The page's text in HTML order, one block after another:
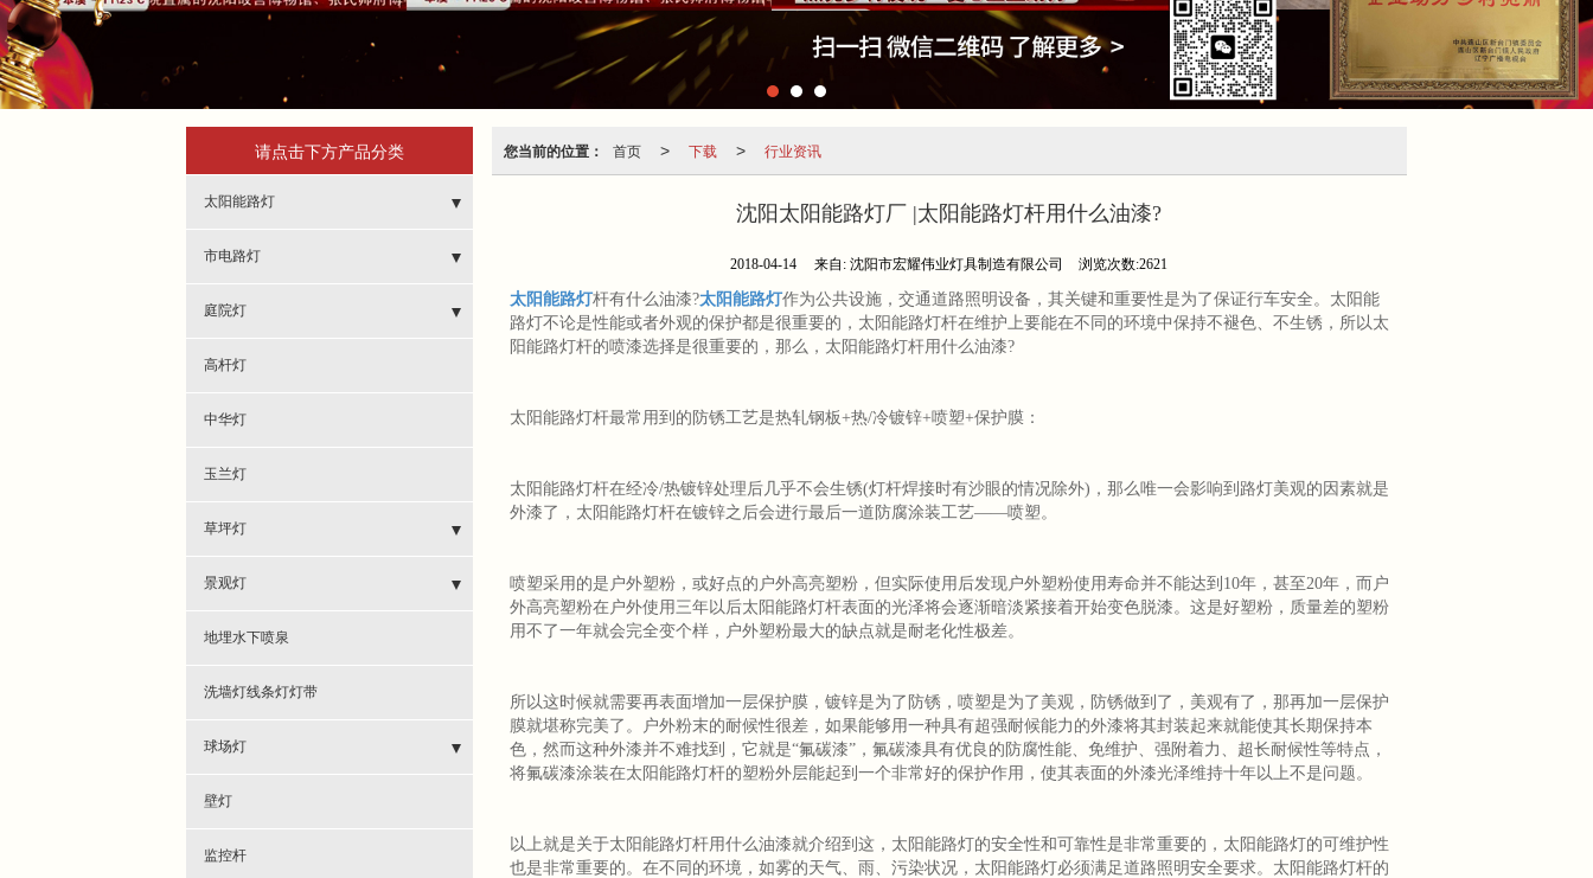
您当前的位置： 首页 > 下载 > 行业资讯
沈阳太阳能路灯厂 |太阳能路灯杆用什么油漆?
2018-04-14 来自:沈阳市宏耀伟业灯具制造有限公司 浏览次数:2621
太阳能路灯杆有什么油漆?太阳能路灯作为公共设施，交通道路照明设备，其关键和重要性是为了保证行车安全。太阳能
路灯不论是性能或者外观的保护都是很重要的，太阳能路灯杆在维护上要能在不同的环境中保持不褪色、不生锈，所以太
阳能路灯杆的喷漆选择是很重要的，那么，太阳能路灯杆用什么油漆?
太阳能路灯杆最常用到的防锈工艺是热轧钢板+热/冷镀锌+喷塑+保护膜：
太阳能路灯杆在经冷/热镀锌处理后几乎不会生锈(灯杆焊接时有沙眼的情况除外)，那么唯一会影响到路灯美观的因素就是
外漆了，太阳能路灯杆在镀锌之后会进行最后一道防腐涂装工艺——喷塑。
喷塑采用的是户外塑粉，或好点的户外高亮塑粉，但实际使用后发现户外塑粉使用寿命并不能达到10年，甚至20年，而户
外高亮塑粉在户外使用三年以后太阳能路灯杆表面的光泽将会逐渐暗淡紧接着开始变色脱漆。这是好塑粉，质量差的塑粉
用不了一年就会完全变个样，户外塑粉最大的缺点就是耐老化性极差。
所以这时候就需要再表面增加一层保护膜，镀锌是为了防锈，喷塑是为了美观，防锈做到了，美观有了，那再加一层保护
膜就堪称完美了。户外粉末的耐候性很差，如果能够用一种具有超强耐候能力的外漆将其封装起来就能使其长期保持本
色，然而这种外漆并不难找到，它就是“氟碳漆”，氟碳漆具有优良的防腐性能、免维护、强附着力、超长耐候性等特点，
将氟碳漆涂装在太阳能路灯杆的塑粉外层能起到一个非常好的保护作用，使其表面的外漆光泽维持十年以上不是问题。
以上就是关于太阳能路灯杆用什么油漆就介绍到这，太阳能路灯的安全性和可靠性是非常重要的，太阳能路灯的可维护性
也是非常重要的。在不同的环境，如雾的天气、雨、污染状况，太阳能路灯必须满足道路照明安全要求。太阳能路灯杆的
请点击下方产品分类
太阳能路灯
- 太阳能路灯-方杆
- 太阳能路灯-圆杆
市电路灯
- 市电路灯-带造型
- 市电路灯-普通
庭院灯
- 庭院灯-激光切割
- 庭院灯-方灯太阳能
- 庭院灯-方灯市电
- 庭院灯-变径杆大头
- 庭院灯太阳能-型材
- 庭院灯-型材
高杆灯
中华灯
玉兰灯
草坪灯
- 墙壁草坪灯
- 太阳能草坪灯
- 草坪灯-激光切割
- 草坪灯型材
景观灯
- 小区公园景观灯
- 景观灯
地埋水下喷泉
洗墙灯线条灯灯带
球场灯
- 中杆灯球场灯
- 球场灯
壁灯
监控杆